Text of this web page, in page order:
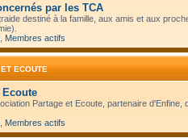
par les TCA
destiné à la famille, aux amis et aux
Membres actifs
ECOUTE
Ecoute
Partage et Ecoute, partenaire
Membres actifs